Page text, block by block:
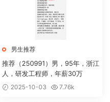
男生推荐
推荐（250991）男，95年，浙江
人，研发工程师，年薪30万
2025-10-03 7.76k